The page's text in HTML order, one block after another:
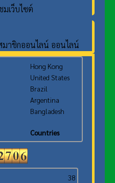
มเว็บไซต์
มาชิกออนไลน์ ออนไลน์
Hong Kong
United States
Brazil
Argentina
Bangladesh
Countries
38